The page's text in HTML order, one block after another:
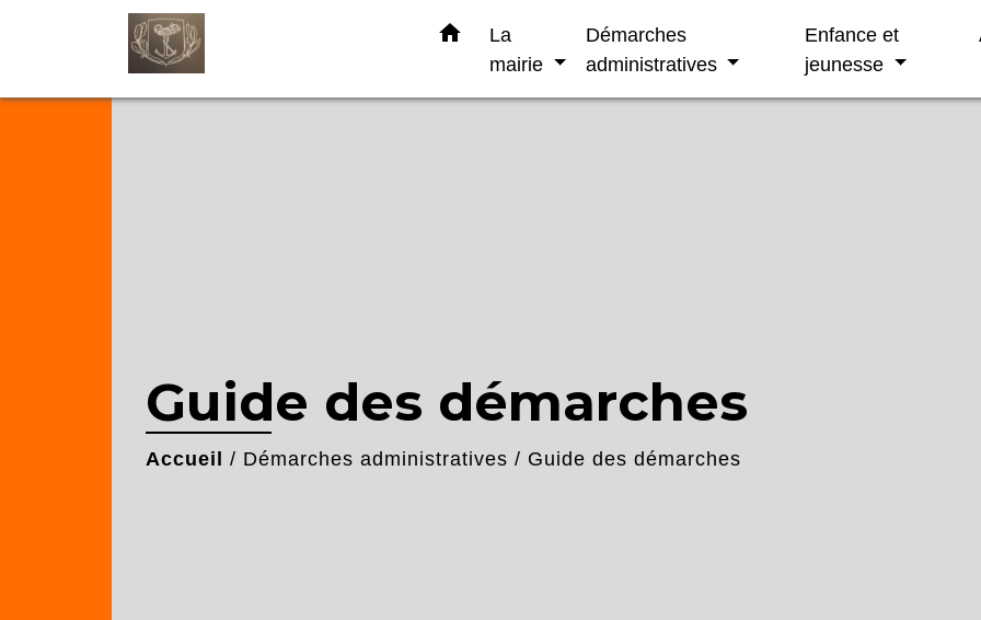
home
La
mairie
Démarches
administratives
Enfance et
jeunesse
Guide des démarches
Accueil / Démarches administratives / Guide des démarches